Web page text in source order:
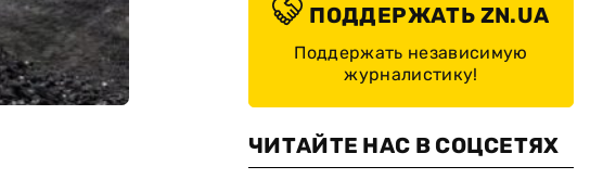
ПОДДЕРЖАТЬ ZN.UA
Поддержать независимую
журналистику!
ЧИТАЙТЕ НАС В СОЦСЕТЯХ